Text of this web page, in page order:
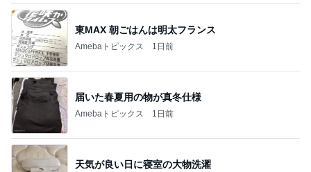
東MAX 朝ごはんは明太フランス
Amebaトピックス 1日前
届いた春夏用の物が真冬仕様
Amebaトピックス 1日前
天気が良い日に寝室の大物洗濯